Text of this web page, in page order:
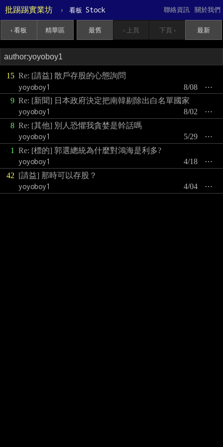
批踢踢實業坊 › 看板 Stock 關於我們
聯絡資訊
‹ 看板 精華區 最舊 ‹ 上頁 下頁 › 最新
15 Re: [請益] 散戶存股的心態詢問
yoyoboy1
⋯
8/08
9 Re: [新聞] 日本政府決定把南韓剔除出白名單國家
yoyoboy1
⋯
8/02
8 Re: [其他] 別人恐懼我貪婪是幹話嗎
yoyoboy1
⋯
5/29
1
Re: [標的] 郭選總統為什麼對鴻海是利多?
yoyoboy1
⋯
4/18
42 [請益] 那時可以存股？
yoyoboy1
⋯
4/04